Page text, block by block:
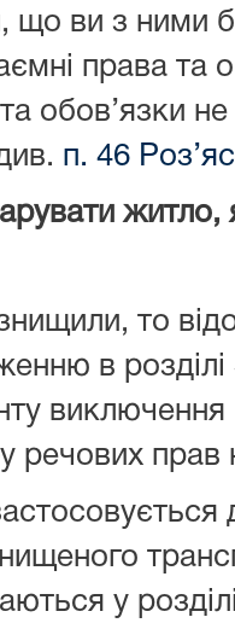
що ви з ними
права та
обов’язки
п. 46
житло,
то
в
виключення
речових прав
у